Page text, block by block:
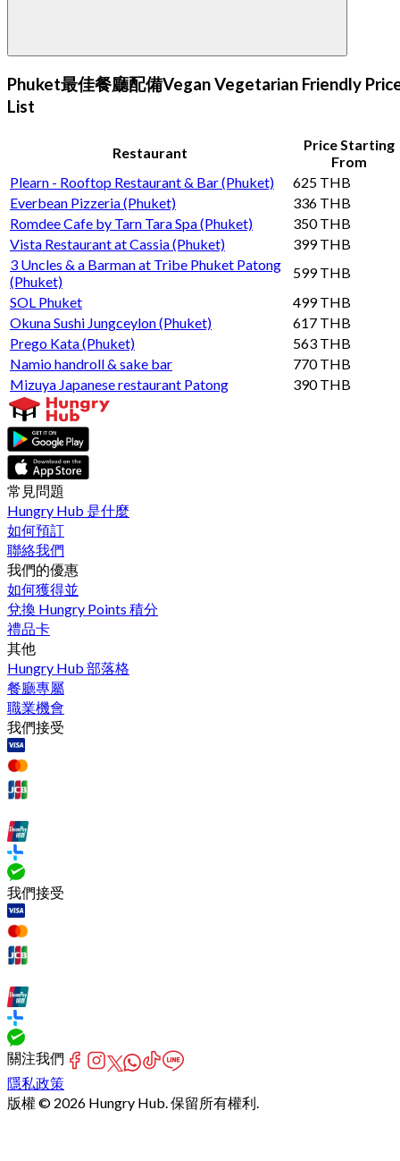
Phuket最佳餐廳配備Vegan Vegetarian Friendly
List
Restaurant
Price Starting
From
Plearn - Rooftop Restaurant & Bar (Phuket)
625 THB
Everbean Pizzeria (Phuket)
336 THB
Romdee Cafe by Tarn Tara Spa (Phuket)
350 THB
Vista Restaurant at Cassia (Phuket)
399 THB
3 Uncles & a Barman at Tribe Phuket Patong
(Phuket)
599 THB
SOL Phuket
499 THB
Okuna Sushi Jungceylon (Phuket)
617 THB
Prego Kata (Phuket)
563 THB
Namio handroll & sake bar
770 THB
Mizuya Japanese restaurant Patong
390 THB
常見問題
Hungry Hub 是什麼
如何預訂
聯絡我們
我們的優惠
如何獲得並
兌換 Hungry Points 積分
禮品卡
其他
Hungry Hub 部落格
餐廳專屬
職業機會
我們接受
我們接受
關注我們
隱私政策
版權 © 2026 Hungry Hub. 保留所有權利.